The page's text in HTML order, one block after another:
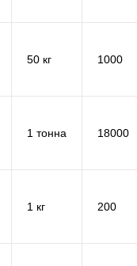
50 кг 1000
1 тонна 18000
1 кг 200